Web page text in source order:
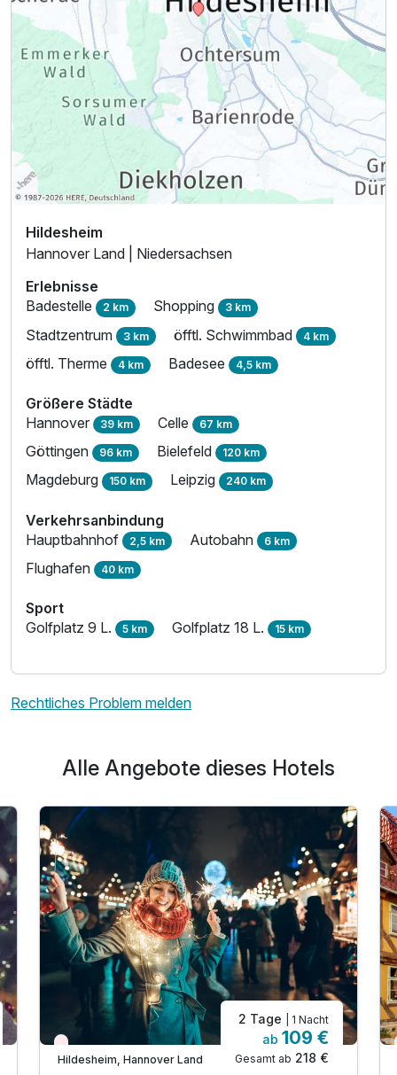
Hildesheim
Hannover Land | Niedersachsen
Erlebnisse
Badestelle 2 km Shopping 3 km
Stadtzentrum 3 km öfftl. Schwimmbad 4 km
öfftl. Therme 4 km Badesee 4,5 km
Größere Städte
Hannover 39 km Celle 67 km
Göttingen 96 km Bielefeld 120 km
Magdeburg 150 km Leipzig 240 km
Verkehrsanbindung
Hauptbahnhof 2,5 km Autobahn 6 km
Flughafen 40 km
Sport
Golfplatz 9 L. 5 km Golfplatz 18 L. 15 km
Rechtliches Problem melden
Alle Angebote dieses Hotels
Wieder frei ab November
Hildesheim, Hannover Land
2 Tage | 1 Nacht
ab 109 €
Gesamt ab 218 €